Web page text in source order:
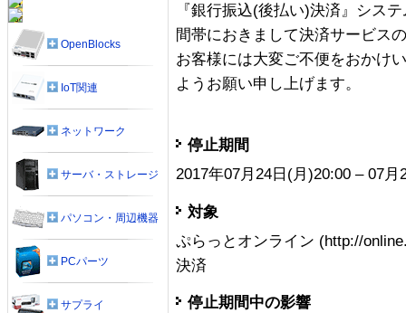
『銀行振込(後払い)決済』シス
間帯におきまして決済サービス
お客様には大変ご不便をおかけ
ようお願い申し上げます。
停止期間
2017年07月24日(月)20:00 – 07
対象
ぷらっとオンライン (http://
決済
停止期間中の影響
OpenBlocks
IoT関連
ネットワーク
サーバ・ストレージ
パソコン・周辺機器
PCパーツ
サプライ